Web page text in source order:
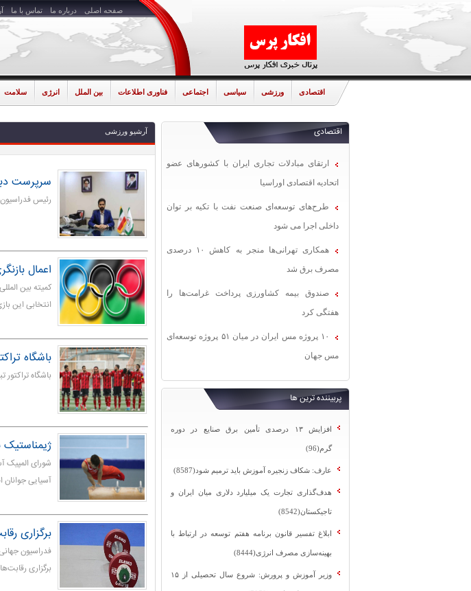
صفحه اصلی درباره ما تماس با ما
اقتصادی ورزشی سیاسی اجتماعی فناوری اطلاعات بین الملل انرژی سلامت
اقتصادی
ارتقای مبادلات تجاری ایران با کشورهای عضو
اتحادیه اقتصادی اوراسیا
طرح‌های توسعه‌ای صنعت نفت با تکیه بر توان
داخلی اجرا می شود
همکاری تهرانی‌ها منجر به کاهش ۱۰ درصدی
مصرف برق شد
صندوق بیمه کشاورزی پرداخت غرامت‌ها را
هفتگی کرد
۱۰ پروژه مس ایران در میان ۵۱ پروژه توسعه‌ای
مس جهان
پربیننده ترین ها
افزایش ۱۳ درصدی تأمین برق صنایع در دوره
گرم(96)
عارف: شکاف زنجیره آموزش باید ترمیم شود(8587)
هدف‌گذاری تجارت یک میلیارد دلاری میان ایران و
تاجیکستان(8542)
ابلاغ تفسیر قانون برنامه هفتم توسعه در ارتباط با
بهینه‌سازی مصرف انرژی(8444)
وزیر آموزش و پرورش: شروع سال تحصیلی از ۱۵
آرشیو ورزشی
سرپرست
رئیس
اعمال
کمیته بین
انتخابی این
باشگاه
باشگاه تراکتور
شورای المپیک
آسیایی
برگزاری
فدراسیون
برگزاری